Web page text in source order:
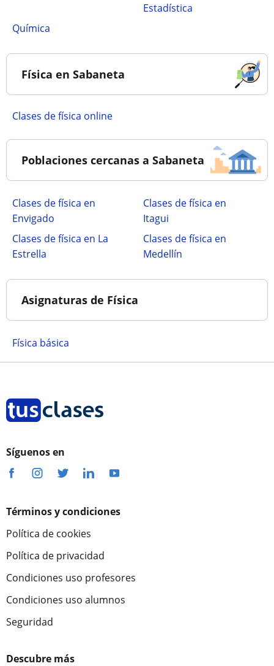
Estadística
Química
Física en Sabaneta
Clases de física online
Poblaciones cercanas a Sabaneta
Clases de física en
Envigado
Clases de física en
Itagui
Clases de física en La
Estrella
Clases de física en
Medellín
Asignaturas de Física
Física básica
Síguenos en
Términos y condiciones
Política de cookies
Política de privacidad
Condiciones uso profesores
Condiciones uso alumnos
Seguridad
Descubre más